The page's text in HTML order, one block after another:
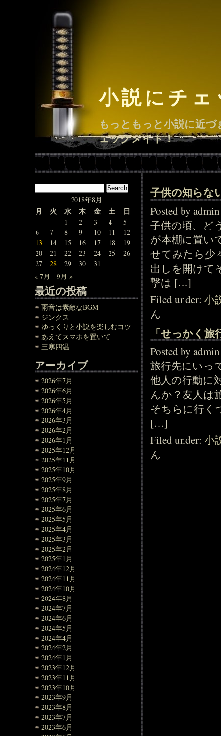
小説にチ
もっともっと小説に近
ェックメイト！
2018年8月
月 火 水 木 金 土 日
1 2 3 4
5
6
7 8 9 10 11
12
13
14 15 16 17 18
19
20
21 22 23 24 25
26
27
28 29 30
31
« 7月
9月 »
最近の投稿
雨音は素敵なBGM
ジンクス
ゆっくりと小説を楽しむコツ
あえてスマホを置いて
三寒四温
アーカイブ
2026年7月
2026年6月
2026年5月
2026年4月
2026年3月
2026年2月
2026年1月
2025年12月
2025年11月
2025年10月
2025年9月
2025年8月
2025年7月
2025年6月
2025年5月
2025年4月
2025年3月
2025年2月
2025年1月
2024年12月
2024年11月
2024年10月
2024年8月
2024年7月
2024年6月
2024年5月
2024年4月
2024年2月
2024年1月
2023年12月
2023年11月
2023年10月
2023年9月
2023年8月
2023年7月
2023年6月
子供の知らな
Posted by
子供の頃、ど
が本棚に置い
せてみたら少
出しを開けて
撃は […]
Filed under:小
ん
「せっかく
Posted by
旅行先にいっ
他人の行動に
んか？友人は
そちらに行く
[…]
Filed under:小
ん